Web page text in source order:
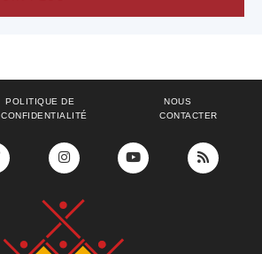
POLITIQUE DE
CONFIDENTIALITÉ
NOUS
CONTACTER